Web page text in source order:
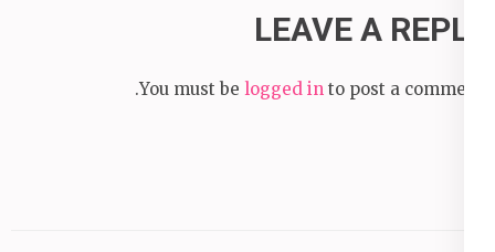
LEAVE A REPLY
You must be logged in to post a comment.